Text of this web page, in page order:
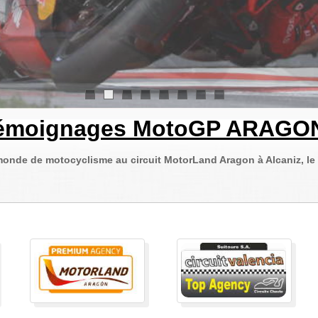
1 3 4 5 6 7 8
MotoGP
de motocyclisme au circuit MotorLand Aragon à Alcaniz,